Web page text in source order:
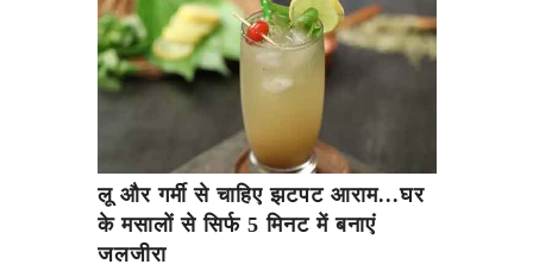
लू और गर्मी से चाहिए झटपट आराम...घर
के मसालों से सिर्फ 5 मिनट में बनाएं
जलजीरा